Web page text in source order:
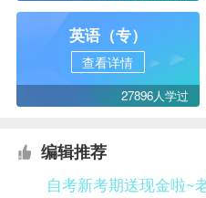
英语（专）
查看详情
27896人学过
编辑推荐
自考新考期送现金啦~